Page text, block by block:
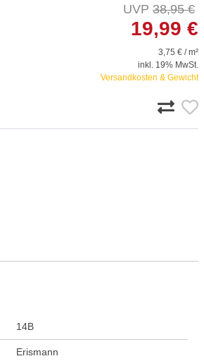
38,95 €
19,99 €
3,75 € / m²
inkl. 19% MwSt.
Versandkosten & Gewicht
14B
Erismann